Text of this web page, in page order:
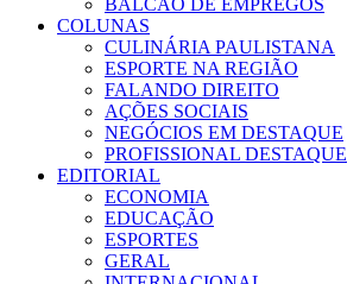
BALCÃO DE EMPREGOS
COLUNAS
CULINÁRIA PAULISTANA
ESPORTE NA REGIÃO
FALANDO DIREITO
AÇÕES SOCIAIS
NEGÓCIOS EM DESTAQUE
PROFISSIONAL DESTAQUE
EDITORIAL
ECONOMIA
EDUCAÇÃO
ESPORTES
GERAL